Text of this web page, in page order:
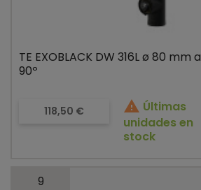
TE EXOBLACK DW 316L ø 80 mm a
90º
Precio
118,50 €  Últimas
unidades en
stock
9